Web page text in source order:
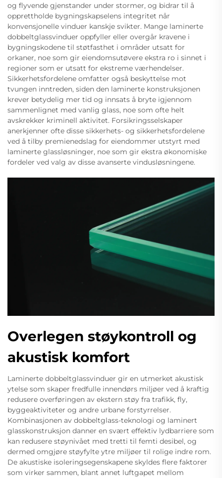
og flyvende gjenstander under stormer, og bidrar til å
opprettholde bygningskapselens integritet når
konvensjonelle vinduer kanskje svikter. Mange laminerte
dobbeltglassvinduer oppfyller eller overgår kravene i
bygningskodene til støtfasthet i områder utsatt for
orkaner, noe som gir eiendomsutøvere ekstra ro i sinnet i
regioner som er utsatt for ekstreme værhendelser.
Sikkerhetsfordelene omfatter også beskyttelse mot
tvungen inntreden, siden den laminerte konstruksjonen
krever betydelig mer tid og innsats å bryte igjennom
sammenlignet med vanlig glass, noe som ofte helt
avskrekker kriminell aktivitet. Forsikringsselskaper
anerkjenner ofte disse sikkerhets- og sikkerhetsfordelene
ved å tilby premienedslag for eiendommer utstyrt med
laminerte glassløsninger, noe som gir ekstra økonomiske
fordeler ved valg av disse avanserte vindusløsningene.
Overlegen støykontroll og
akustisk komfort
Laminerte dobbeltglassvinduer gir en utmerket akustisk
ytelse som skaper fredfulle innendørs miljøer ved å kraftig
redusere overføringen av ekstern støy fra trafikk, fly,
byggeaktiviteter og andre urbane forstyrrelser.
Kombinasjonen av dobbeltglass-teknologi og laminert
glasskonstruksjon danner en svært effektiv lydbarriere som
kan redusere støynivået med tretti til femti desibel, og
dermed omgjøre støyfylte ytre miljøer til rolige indre rom.
De akustiske isoleringsegenskapene skyldes flere faktorer
som virker sammen, blant annet luftgapet mellom